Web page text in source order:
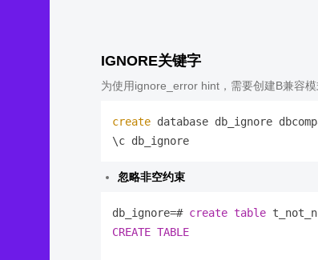
IGNORE关键字
为使用ignore_error hint，需要创建B兼容
create database db_ignore
忽略非空约束
db_ignore=# create table
CREATE TABLE